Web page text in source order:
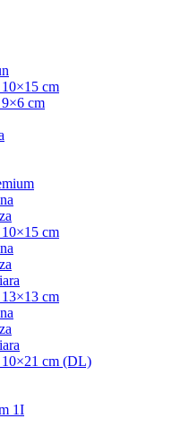
cm
cm
cm
cm
cm (DL)
1I